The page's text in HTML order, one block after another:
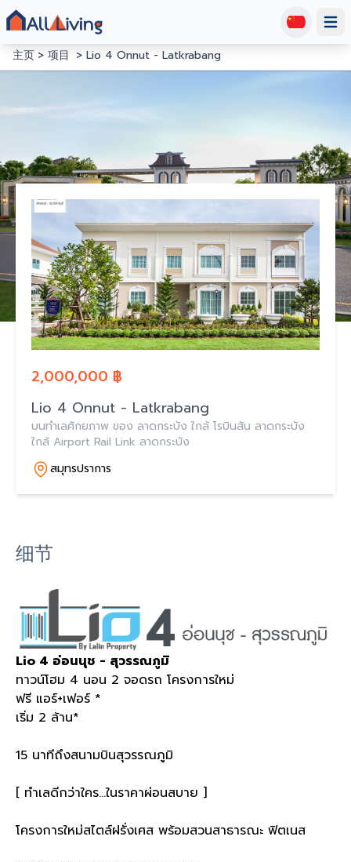
主页
项目 Lio 4 Onnut - Latkrabang
2,000,000 ฿
Lio 4 Onnut - Latkrabang
บนทำเลศักยภาพ ของ ลาดกระบัง ใกล้ โรบินสัน ลาดกระบัง
ใกล้ Airport Rail Link ลาดกระบัง
สมุทรปราการ
细节
Lio 4 อ่อนนุช - สุวรรณภูมิ
ทาวน์โฮม 4 นอน 2 จอดรถ โครงการใหม่
ฟรี แอร์+เฟอร์ *
เริ่ม 2 ล้าน*
15 นาทีถึงสนามบินสุวรรณภูมิ
[ ทำเลดีกว่าใคร...ในราคาผ่อนสบาย ]
โครงการใหม่สไตล์ฝรั่งเศส พร้อมสวนสาธารณะ ฟิตเนส